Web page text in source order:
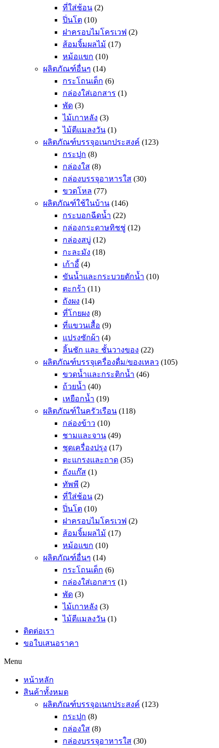
ที่ใส่ช้อน (2)
ปิ่นโต (10)
ฝาครอบไมโครเวฟ (2)
ส้อมจิ้มผลไม้ (17)
หม้อแขก (10)
ผลิตภัณฑ์อื่นๆ (14)
กระโถนเด็ก (6)
กล่องใส่เอกสาร (1)
พัด (3)
ไม้เกาหลัง (3)
ไม้ตีแมลงวัน (1)
ผลิตภัณฑ์บรรจุอเนกประสงค์ (123)
กระปุก (8)
กล่องใส (8)
กล่องบรรจุอาหารใส (30)
ขวดโหล (77)
ผลิตภัณฑ์ใช้ในบ้าน (146)
กระบอกฉีดน้ำ (22)
กล่องกระดาษทิชชู่ (12)
กล่องสบู่ (12)
กะละมัง (18)
เก้าอี้ (4)
ขันน้ำและกระบวยตักน้ำ (10)
ตะกร้า (11)
ถังผง (14)
ที่โกยผง (8)
ที่แขวนเสื้อ (9)
แปรงซักผ้า (4)
ลิ้นชัก และ ชั้นวางของ (22)
ผลิตภัณฑ์บรรจุเครื่องดื่ม/ของเหลว (105)
ขวดน้ำและกระติกน้ำ (46)
ถ้วยน้ำ (40)
เหยือกน้ำ (19)
ผลิตภัณฑ์ในครัวเรือน (118)
กล่องข้าว (10)
ชามและจาน (49)
ชุดเครื่องปรุง (17)
ตะแกรงและถาด (35)
ถังแก๊ส (1)
ทัพพี (2)
ที่ใส่ช้อน (2)
ปิ่นโต (10)
ฝาครอบไมโครเวฟ (2)
ส้อมจิ้มผลไม้ (17)
หม้อแขก (10)
ผลิตภัณฑ์อื่นๆ (14)
กระโถนเด็ก (6)
กล่องใส่เอกสาร (1)
พัด (3)
ไม้เกาหลัง (3)
ไม้ตีแมลงวัน (1)
ติดต่อเรา
ขอใบเสนอราคา
Menu
หน้าหลัก
สินค้าทั้งหมด
ผลิตภัณฑ์บรรจุอเนกประสงค์ (123)
กระปุก (8)
กล่องใส (8)
กล่องบรรจุอาหารใส (30)